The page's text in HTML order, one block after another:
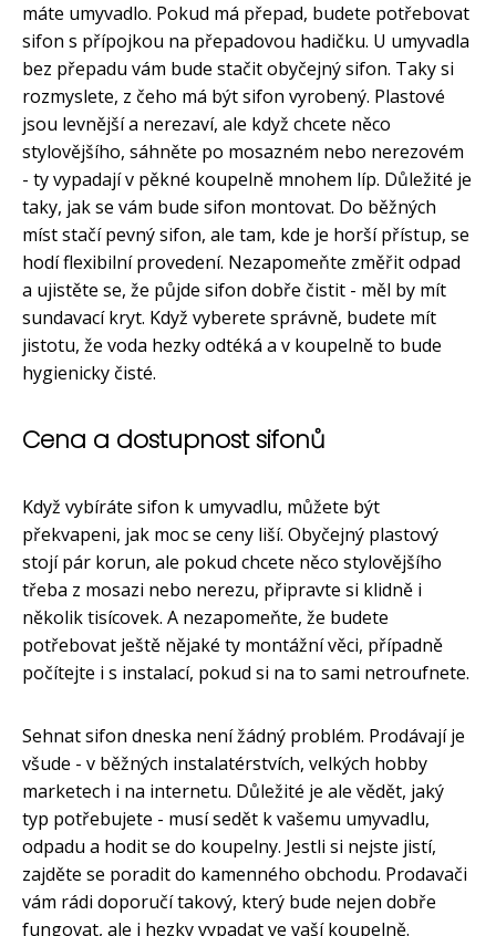
máte umyvadlo. Pokud má přepad, budete potřebovat
sifon s přípojkou na přepadovou hadičku. U umyvadla
bez přepadu vám bude stačit obyčejný sifon. Taky si
rozmyslete, z čeho má být sifon vyrobený. Plastové
jsou levnější a nerezaví, ale když chcete něco
stylovějšího, sáhněte po mosazném nebo nerezovém
- ty vypadají v pěkné koupelně mnohem líp. Důležité je
taky, jak se vám bude sifon montovat. Do běžných
míst stačí pevný sifon, ale tam, kde je horší přístup, se
hodí flexibilní provedení. Nezapomeňte změřit odpad
a ujistěte se, že půjde sifon dobře čistit - měl by mít
sundavací kryt. Když vyberete správně, budete mít
jistotu, že voda hezky odtéká a v koupelně to bude
hygienicky čisté.
Cena a dostupnost sifonů
Když vybíráte sifon k umyvadlu, můžete být
překvapeni, jak moc se ceny liší. Obyčejný plastový
stojí pár korun, ale pokud chcete něco stylovějšího
třeba z mosazi nebo nerezu, připravte si klidně i
několik tisícovek. A nezapomeňte, že budete
potřebovat ještě nějaké ty montážní věci, případně
počítejte i s instalací, pokud si na to sami netroufnete.
Sehnat sifon dneska není žádný problém. Prodávají je
všude - v běžných instalatérstvích, velkých hobby
marketech i na internetu. Důležité je ale vědět, jaký
typ potřebujete - musí sedět k vašemu umyvadlu,
odpadu a hodit se do koupelny. Jestli si nejste jistí,
zajděte se poradit do kamenného obchodu. Prodavači
vám rádi doporučí takový, který bude nejen dobře
fungovat, ale i hezky vypadat ve vaší koupelně.